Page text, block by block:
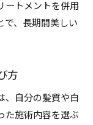
ートメントを併用
で、長期間美しい
方
、自分の髪質や白
た施術内容を選ぶ